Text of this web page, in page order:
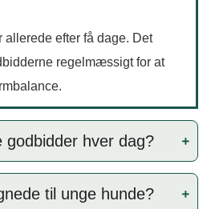
allerede efter få dage. Det
regelmæssigt for at
godbidder hver dag?
til unge hunde?